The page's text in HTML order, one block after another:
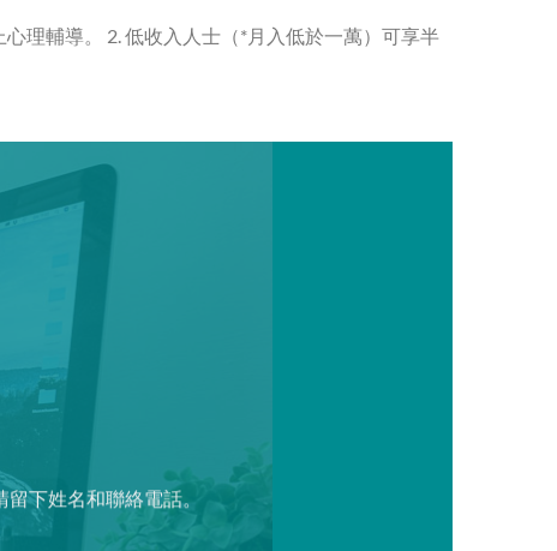
理輔導。 2. 低收入人士（*月入低於一萬）可享半
下姓名和聯絡電話。